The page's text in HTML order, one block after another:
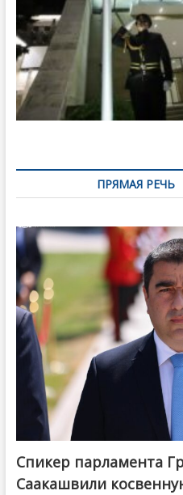
ПРЯМАЯ РЕЧЬ
Спикер парламента
Саакашвили